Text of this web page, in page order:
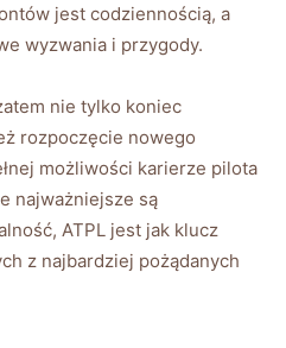
jest codziennością, a
wyzwania i przygody.
nie tylko koniec
rozpoczęcie nowego
możliwości karierze pilota
najważniejsze są
ATPL jest jak klucz
z najbardziej pożądanych